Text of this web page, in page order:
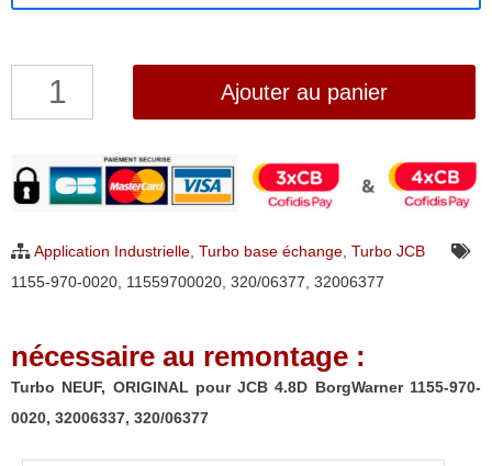
quantité
NEUF,
ORIGINAL
JCB
1155-
970-
0020,
Ajouter au panier
Application Industrielle Turbo base échange Turbo JCB
1155-970-0020 11559700020 320/06377 32006377
nécessaire au remontage :
Turbo NEUF, ORIGINAL pour JCB 4.8D BorgWarner 1155-970-
0020, 32006337, 320/06377